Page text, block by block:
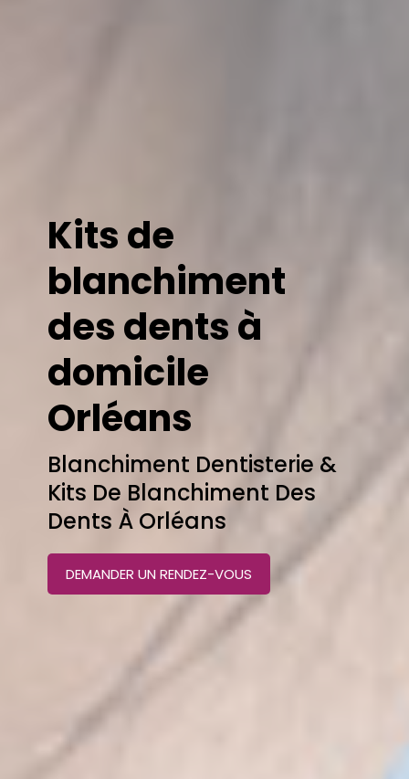
Kits de
blanchiment
des dents à
domicile
Orléans
Blanchiment Dentisterie &
Kits De Blanchiment Des
Dents À Orléans
DEMANDER UN RENDEZ-VOUS